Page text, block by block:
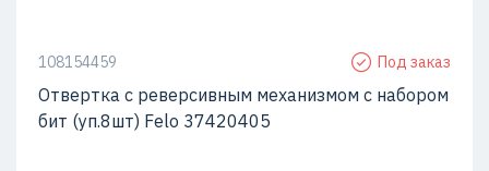
108154459 Под заказ
Отвертка с реверсивным механизмом с набором
бит (уп.8шт) Felo 37420405